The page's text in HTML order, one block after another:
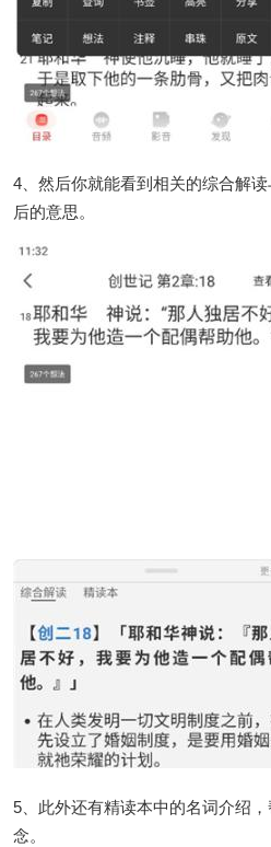
4、然后你就能看到相关的综合解
后的意思。
5、此外还有精读本中的名词介绍
念。